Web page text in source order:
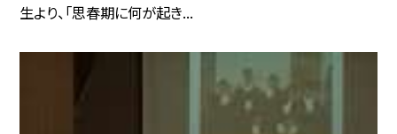
生より、「思春期に何が起き...